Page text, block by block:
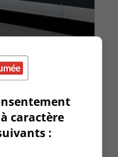
de
caractère
: